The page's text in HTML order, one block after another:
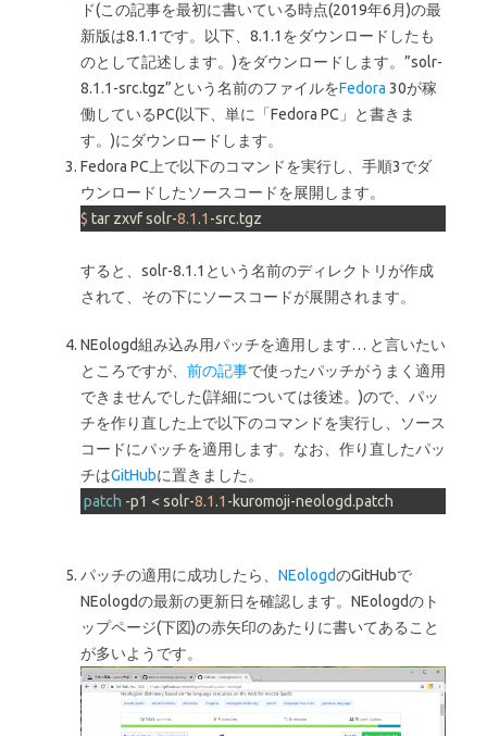
ド(この記事を最初に書いている時点(2019年6月)の最
新版は8.1.1です。以下、8.1.1をダウンロードしたも
のとして記述します。)をダウンロードします。”solr-
8.1.1-src.tgz”という名前のファイルをFedora 30が稼
働しているPC(以下、単に「Fedora PC」と書きま
す。)にダウンロードします。
Fedora PC上で以下のコマンドを実行し、手順3でダ
ウンロードしたソースコードを展開します。
$ tar zxvf solr-8.1 .1 -src.tgz
すると、solr-8.1.1という名前のディレクトリが作成
されて、その下にソースコードが展開されます。
NEologd組み込み用パッチを適用します… と言いたい
ところですが、 前の記事で使ったパッチがうまく適用
できませんでした(詳細については後述。)ので、パッ
チを作り直した上で以下のコマンドを実行し、ソース
コードにパッチを適用します。なお、作り直したパッ
チはGitHubに置きました。
patch -p1 < solr-8.1 .1 -kuromoji-neologd.patch
パッチの適用に成功したら、 NEologdのGitHubで
NEologdの最新の更新日を確認します。NEologdのト
ップページ(下図)の赤矢印のあたりに書いてあること
が多いようです。